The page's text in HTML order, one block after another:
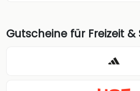
Gutscheine für Freizeit &